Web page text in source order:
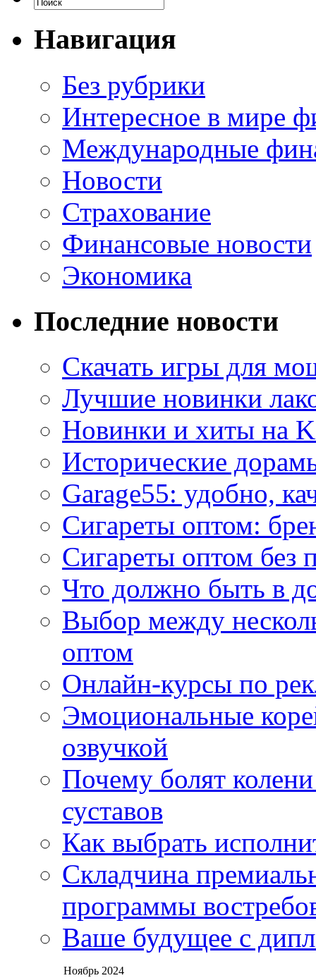
Навигация
Без рубрики
Интересное в мире
Международные
Новости
Страхование
Финансовые новости
Экономика
Последние новости
Скачать игры для
Лучшие новинки
Новинки и хиты на
Исторические
Garage55: удобно,
Сигареты оптом:
Сигареты оптом без
Что должно быть в
Выбор между
оптом
Онлайн-курсы по
Эмоциональные
озвучкой
Почему болят
суставов
Как выбрать
Складчина
программы
Ваше будущее с
Ноябрь 2024